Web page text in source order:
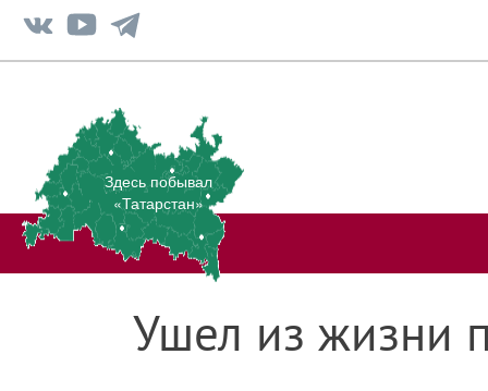
Здесь побывал
«Татарстан»
Ушел из жизни